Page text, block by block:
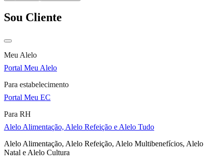
Sou Cliente
Meu Alelo
Portal Meu Alelo
Para estabelecimento
Portal Meu EC
Para RH
Alelo Alimentação, Alelo Refeição e Alelo Tudo
Alelo Alimentação, Alelo Refeição, Alelo Multibenefícios, Alelo
Natal e Alelo Cultura